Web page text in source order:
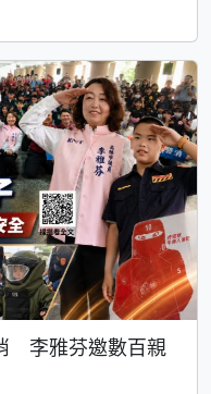
李雅芬邀數百親